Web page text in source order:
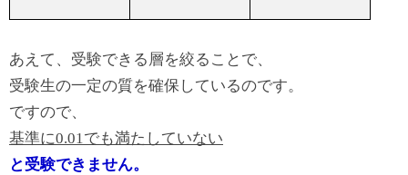
あえて、受験できる層を絞ることで、
受験生の一定の質を確保しているのです。
ですので、
基準に0.01でも満たしていない
と受験できません。